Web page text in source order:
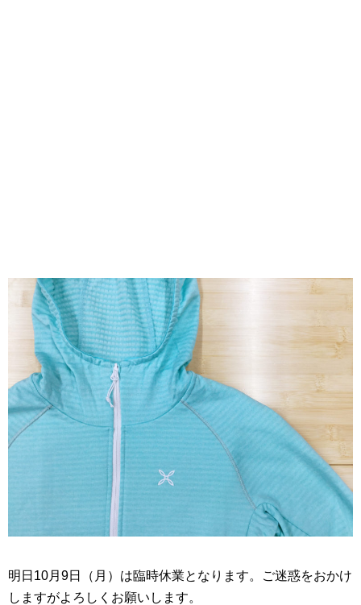
明日10月9日（月）は臨時休業となります。ご迷惑をおかけ
しますがよろしくお願いします。